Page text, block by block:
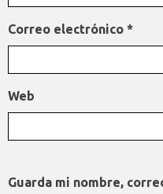
Correo electrónico *
Web
Guarda mi nombre,